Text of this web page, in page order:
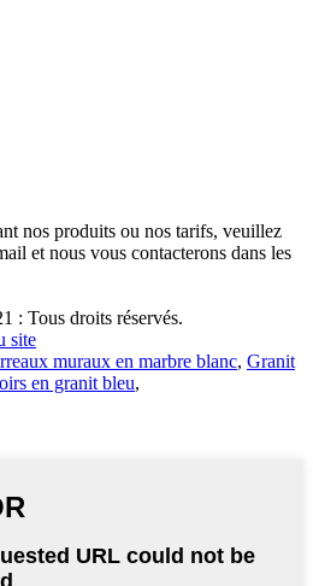
nos produits ou nos tarifs, veuillez
et nous vous contacterons dans les
: Tous droits réservés.
site
muraux en marbre blanc, Granit
en granit bleu,